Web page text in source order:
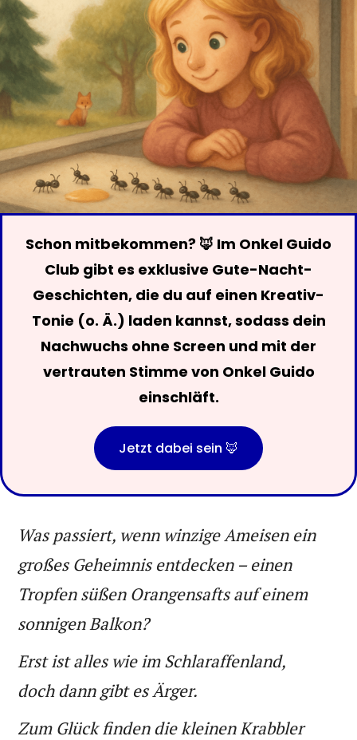
Schon mitbekommen? 🦊 Im Onkel Guido
Club gibt es exklusive Gute-Nacht-
Geschichten, die du auf einen Kreativ-
Tonie (o. Ä.) laden kannst, sodass dein
Nachwuchs ohne Screen und mit der
vertrauten Stimme von Onkel Guido
einschläft.
Jetzt dabei sein 🦊
Was passiert, wenn winzige Ameisen ein
großes Geheimnis entdecken – einen
Tropfen süßen Orangensafts auf einem
sonnigen Balkon?
Erst ist alles wie im Schlaraffenland,
doch dann gibt es Ärger.
Zum Glück finden die kleinen Krabbler